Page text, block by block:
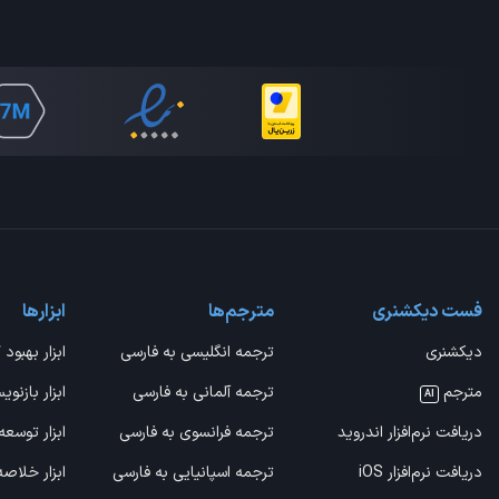
فست دیکشنری
دیکشنری
مترجم
AI
دریافت نرم‌افزار اندروید
دریافت نرم‌افزار iOS
مترجم‌ها
ترجمه انگلیسی به فارسی
ترجمه آلمانی به فارسی
ترجمه فرانسوی به فارسی
ترجمه اسپانیایی به فارسی
ابزارها
ابزار
ابزار
ابزار
ابزار